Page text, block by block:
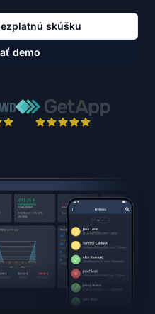
skúšku
demo